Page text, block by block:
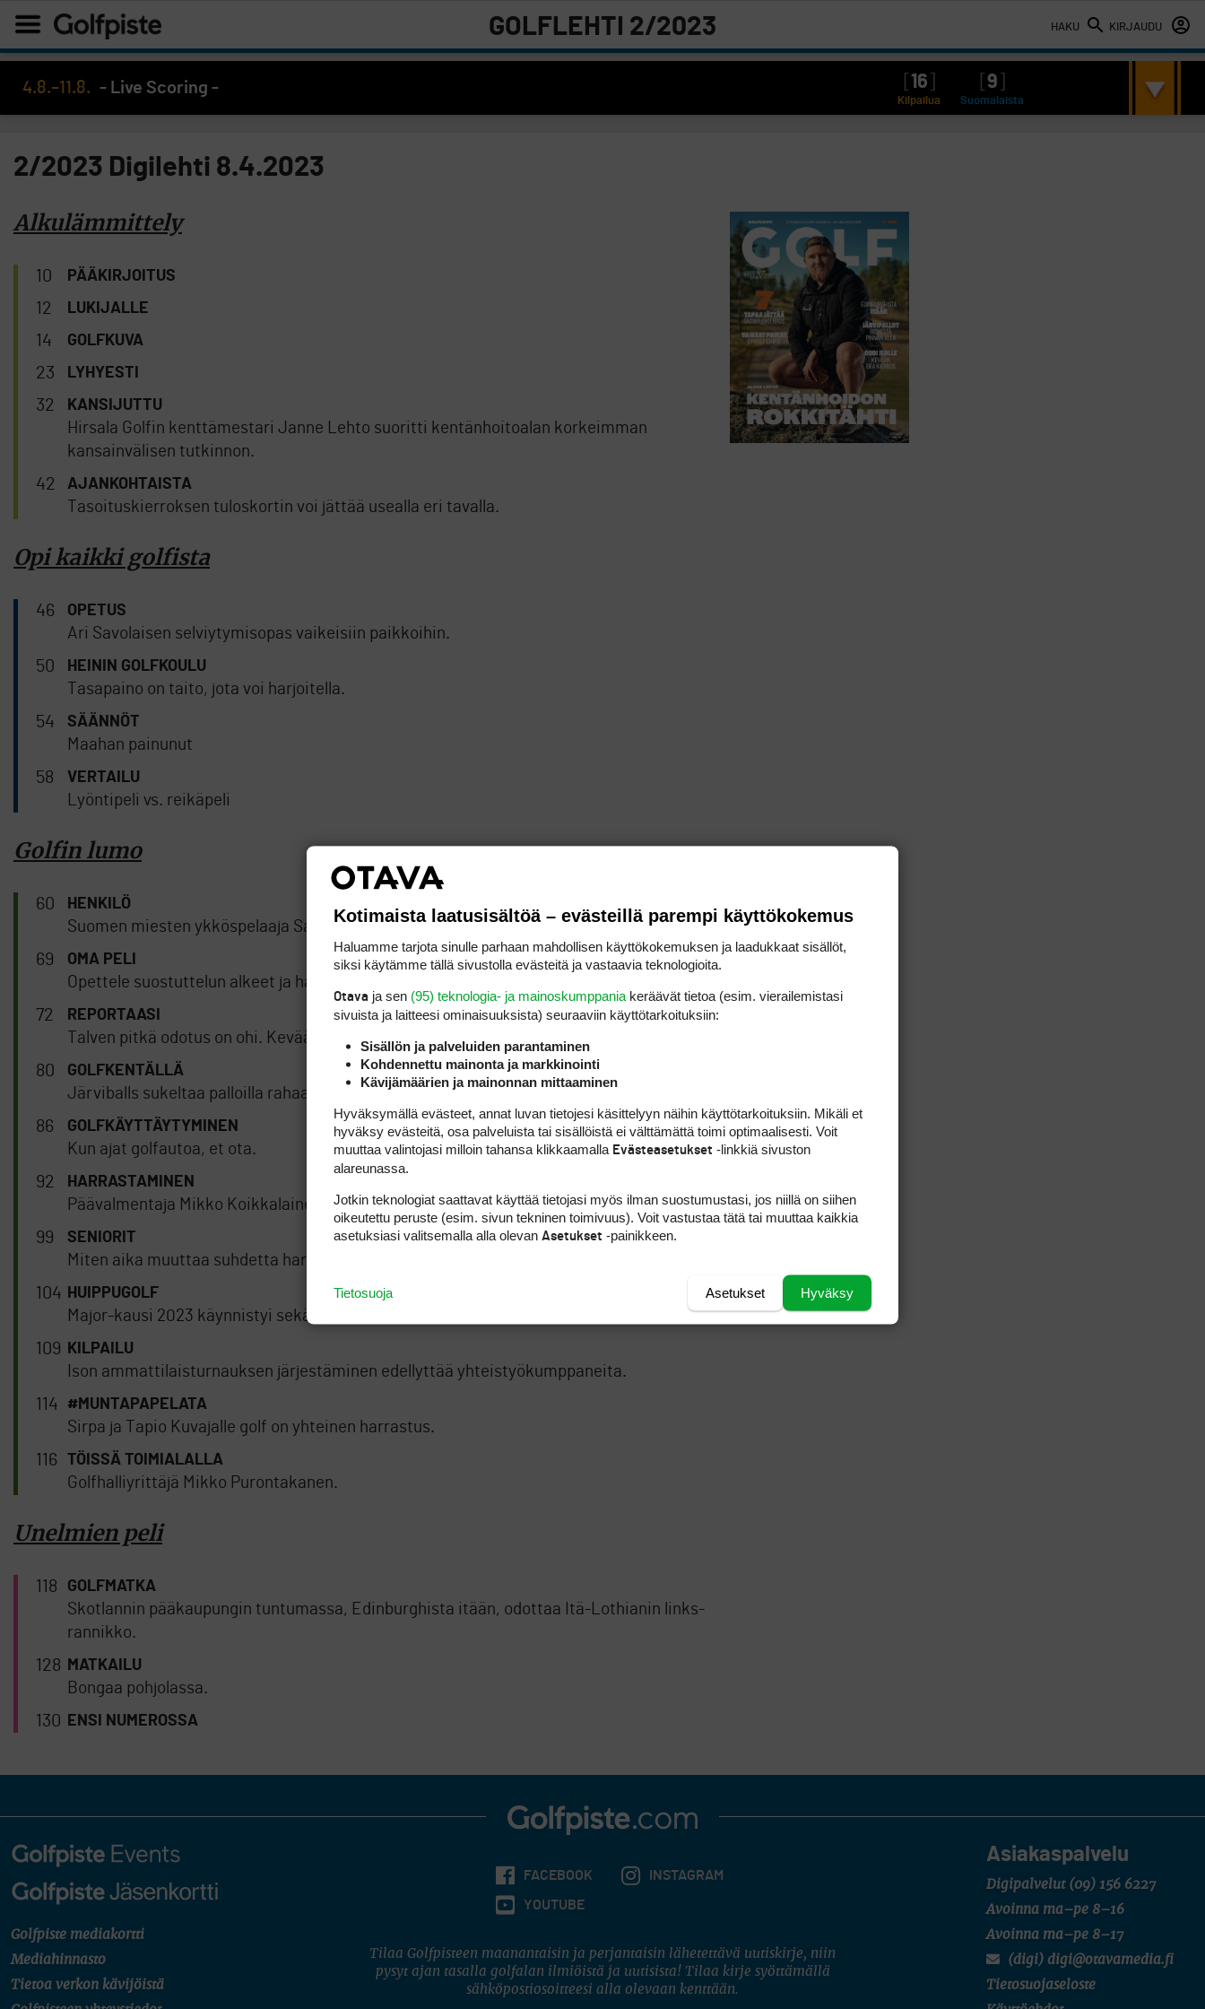
HAKU KIRJAUDU
GOLFLEHTI 2/2023
4.8.–11.8. - Live Scoring - 16 9
Kilpailua Suomalaista
2/2023 Digilehti 8.4.2023
Alkulämmittely
10 PÄÄKIRJOITUS
12 LUKIJALLE
14 GOLFKUVA
23 LYHYESTI
32 KANSIJUTTU
Hirsala Golfin kenttämestari Janne Lehto suoritti kentänhoitoalan korkeimman
kansainvälisen tutkinnon.
42 AJANKOHTAISTA
Tasoituskierroksen tuloskortin voi jättää usealla eri tavalla.
Opi kaikki golfista
46 OPETUS
Ari Savolaisen selviytymisopas vaikeisiin paikkoihin.
50 HEININ GOLFKOULU
Tasapaino on taito, jota voi harjoitella.
54 SÄÄNNÖT
Maahan painunut
58 VERTAILU
Lyöntipeli vs. reikäpeli
Golfin lumo
60 HENKILÖ
Suomen miesten ykköspelaaja Sami Välimäki on kasvanut talentista tähdeksi.
69 OMA PELI
Opettele suostuttelun alkeet ja hanki itsellesi lisää peliaikaa.
72 REPORTAASI
Talven pitkä odotus on ohi. Kevään ensimmäinen kierros on juhlan paikka.
80 GOLFKENTÄLLÄ
Järviballs sukeltaa palloilla rahaa ja hoitaa samalla ympäristöä.
86 GOLFKÄYTTÄYTYMINEN
Kun ajat golfautoa, et ota.
92 HARRASTAMINEN
Päävalmentaja Mikko Koikkalainen päätti aloittaa golfin.
99 SENIORIT
Miten aika muuttaa suhdetta harrastukseen - vai muuttaako se?
104 HUIPPUGOLF
Major-kausi 2023 käynnistyi sekä miehissä että naisissa.
109 KILPAILU
Ison ammattilaisturnauksen järjestäminen edellyttää yhteistyökumppaneita.
114 #MUNTAPAPELATA
Sirpa ja Tapio Kuvajalle golf on yhteinen harrastus.
116 TÖISSÄ TOIMIALALLA
Golfhalliyrittäjä Mikko Purontakanen.
Unelmien peli
118 GOLFMATKA
Skotlannin pääkaupungin tuntumassa, Edinburghista itään, odottaa Itä-Lothianin links-
rannikko.
128 MATKAILU
Bongaa pohjolassa.
130 ENSI NUMEROSSA
Golfpiste mediakortti
Mediahinnasto
Tietoa verkon kävijöistä
Asiakaspalvelu
Digipalvelut (09) 156 6227
Avoinna ma–pe 8–16
Avoinna ma–pe 8–17
(digi) digi@otavamedia.fi
Tietosuojaseloste
FACEBOOK INSTAGRAM
YOUTUBE
Tilaa Golfpisteen maanantaisin ja perjantaisin lähetettävä uutiskirje, niin
pysyt ajan tasalla golfalan ilmiöistä ja uutisista! Tilaa kirje syöttämällä
sähköpostiosoitteesi alla olevaan kenttään.
Kotimaista laatusisältöä – evästeillä parempi käyttökokemus
Haluamme tarjota sinulle parhaan mahdollisen käyttökokemuksen ja laadukkaat sisällöt,
siksi käytämme tällä sivustolla evästeitä ja vastaavia teknologioita.
Otava ja sen (95) teknologia- ja mainoskumppania keräävät tietoa (esim. vierailemis­tasi
sivuista ja laitteesi ominaisuuk­sista) seuraaviin käyttötarkoituksiin:
Sisällön ja palveluiden parantaminen
Kohdennettu mainonta ja markkinointi
Kävijämäärien ja mainonnan mittaaminen
Hyväksymällä evästeet, annat luvan tietojesi käsittelyyn näihin käyttötarkoituksiin. Mikäli et
hyväksy evästeitä, osa palveluista tai sisällöistä ei välttämättä toimi optimaalisesti. Voit
muuttaa valintojasi milloin tahansa klikkaamalla Evästeasetukset -linkkiä sivuston
alareunassa.
Jotkin teknologiat saattavat käyttää tietojasi myös ilman suostumustasi, jos niillä on siihen
oikeutettu peruste (esim. sivun tekninen toimivuus). Voit vastustaa tätä tai muuttaa kaikkia
asetuksiasi valitsemalla alla olevan Asetukset -painikkeen.
Hyväksy
Asetukset
Tietosuoja